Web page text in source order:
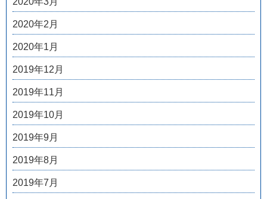
2020年2月
2020年1月
2019年12月
2019年11月
2019年10月
2019年9月
2019年8月
2019年7月